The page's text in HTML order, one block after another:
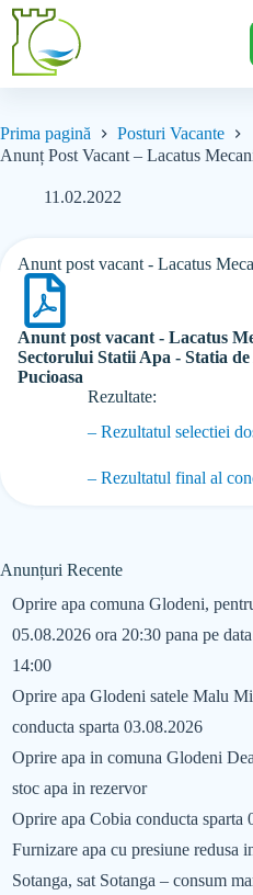
Prima pagină
Posturi Vacante
Anunț Post Vacant – Lacatus
11.02.2022
Anunt post vacant - Lacatus
Anunt post vacant - Lacatus
Sectorului Statii Apa - Statia de
Pucioasa
Rezultate:
– Rezultatul selectiei
– Rezultatul final al
Anunțuri Recente
Oprire apa comuna Glodeni,
05.08.2026 ora 20:30 pana pe
14:00
Oprire apa Glodeni satele Malu
conducta sparta 03.08.2026
Oprire apa in comuna Glodeni
stoc apa in rezervor
Oprire apa Cobia conducta sparta
Furnizare apa cu presiune redusa
Sotanga, sat Sotanga – consum